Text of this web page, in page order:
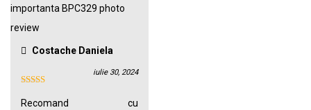
Costache Daniela
iulie 30, 2024
Recomand cu